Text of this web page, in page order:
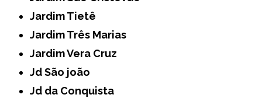
Jardim Tietê
Jardim Três Marias
Jardim Vera Cruz
Jd São joão
Jd da Conquista